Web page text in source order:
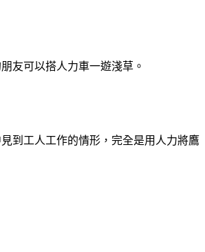
友可以搭人力車一遊淺草。
到工人工作的情形，完全是用人力將鷹